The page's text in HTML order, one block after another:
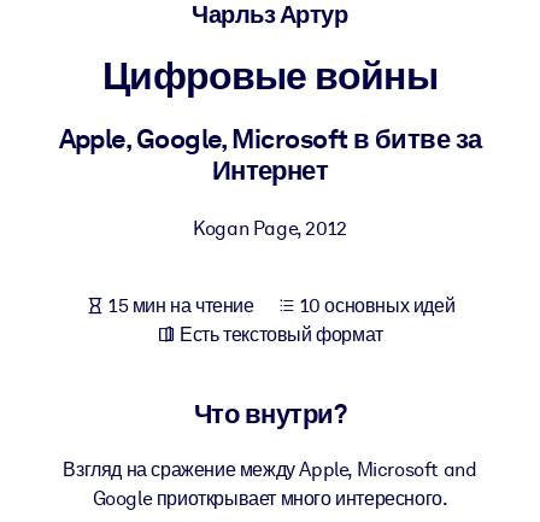
ПО СИСТЕМАМ
Интегрируйте краткие проверенные знания в вашу LMS/LXP для
лучших результатов обучения.
Для корпоративных библиотек
Для ИИ-систем
Чарльз Артур
Цифровые войны
Apple, Google, Microsoft в битве за
Интернет
Kogan Page,2012
15 мин на чтение
10 основных идей
Есть текстовый формат
Что внутри?
Взгляд на сражение между Apple, Microsoft and
Google приоткрывает много интересного.